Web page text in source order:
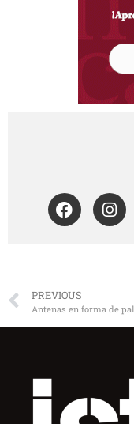
PREVIOUS
Antenas en forma de